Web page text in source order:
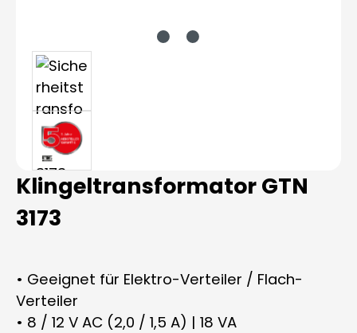
Klingeltransformator GTN
3173
• Geeignet für Elektro-Verteiler / Flach-
Verteiler
• 8 / 12 V AC (2,0 / 1,5 A) | 18 VA